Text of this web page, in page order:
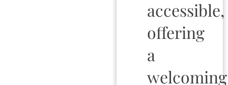
accessible,
offering
a
welcoming